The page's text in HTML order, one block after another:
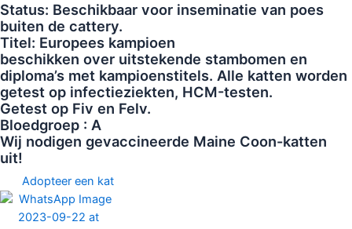
Status: Beschikbaar voor inseminatie van poes
buiten de cattery.
Titel: Europees kampioen
beschikken over uitstekende stambomen en
diploma’s met kampioenstitels. Alle katten worden
getest op infectieziekten, НСМ-testen.
Getest op Fiv en Felv.
Bloedgroep : A
Wij nodigen gevaccineerde Maine Coon-katten
uit!
Adopteer een kat